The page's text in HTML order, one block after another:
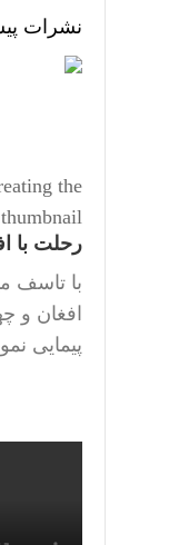
نشرات
the
thumbnail.
رحلت با
با تاسف
افغان و
پیمایی